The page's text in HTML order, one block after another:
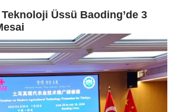
Teknoloji Üssü Baoding’de 3